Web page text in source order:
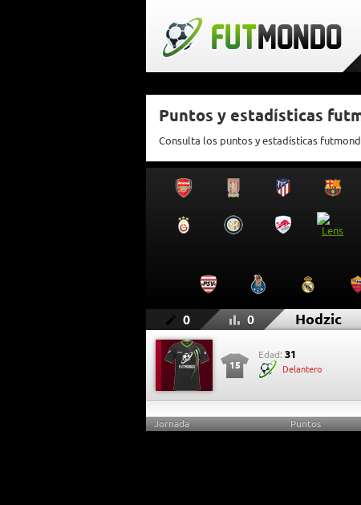
Puntos y estadísticas
Consulta los puntos y estadísticas
0 0 Hodzic
15
Edad: 31
Delantero
Jornada Puntos